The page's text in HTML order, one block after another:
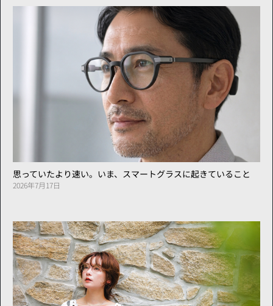
思っていたより速い。いま、スマートグラスに起きていること
2026年7月17日